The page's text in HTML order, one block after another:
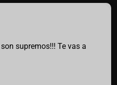
supremos!!! Te vas a